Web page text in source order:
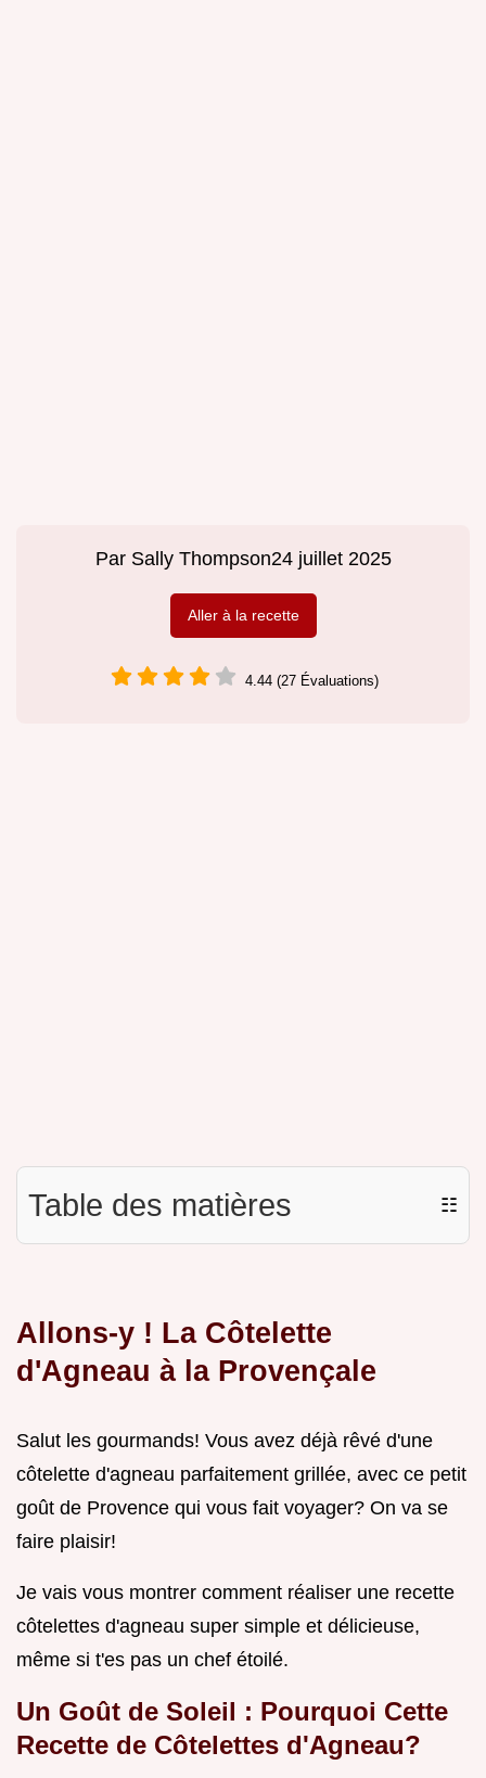
Par Sally Thompson24 juillet 2025
Aller à la recette
4.44 (27 Évaluations)
Table des matières ☷
Allons-y ! La Côtelette
d'Agneau à la Provençale
Salut les gourmands! Vous avez déjà rêvé d'une
côtelette d'agneau parfaitement grillée, avec ce petit
goût de Provence qui vous fait voyager? On va se
faire plaisir!
Je vais vous montrer comment réaliser une recette
côtelettes d'agneau super simple et délicieuse,
même si t'es pas un chef étoilé.
Un Goût de Soleil : Pourquoi Cette
Recette de Côtelettes d'Agneau?